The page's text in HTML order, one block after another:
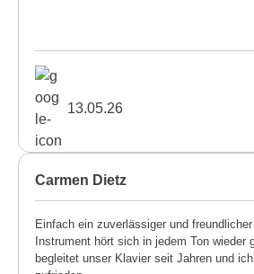
13.05.26
Carmen Dietz
Einfach ein zuverlässiger und
Instrument hört sich in jedem Ton wieder
begleitet unser Klavier seit Jahren und